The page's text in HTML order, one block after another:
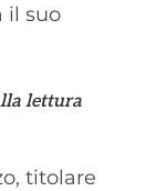
il suo
lettura
titolare